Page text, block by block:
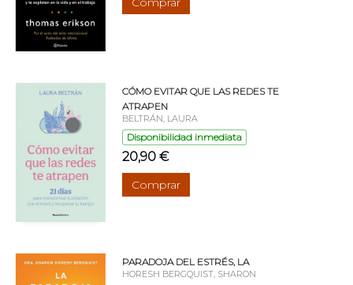
CÓMO EVITAR QUE LAS REDES TE
ATRAPEN
BELTRÁN, LAURA
Disponibilidad inmediata
20,90 €
Comprar
PARADOJA DEL ESTRÉS, LA
HORESH BERGQUIST, SHARON